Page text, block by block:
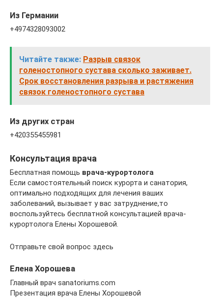
Из Германии
+4974328093002
Читайте также: Разрыв связок
голеностопного сустава сколько заживает.
Срок восстановления разрыва и растяжения
связок голеностопного сустава
Из других стран
+420355455981
Консультация врача
Бесплатная помощь врача-курортолога
Если самостоятельный поиск курорта и санатория,
оптимально подходящих для лечения ваших
заболеваний, вызывает у вас затруднение,то
воспользуйтесь бесплатной консультацией врача-
курортолога Елены Хорошевой.
Отправьте свой вопрос здесь
Елена Хорошева
Главный врач sanatoriums.com
Презентация врача Елены Хорошевой